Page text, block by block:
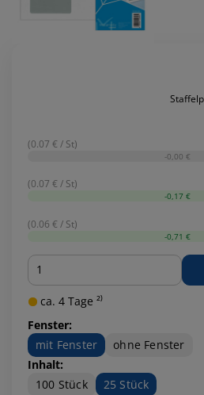
(0.07 € / St)
-0,00 €
(0.07 € / St)
-0,17 €
(0.06 € / St)
-0,71 €
Menge
ca. 4 Tage ²⁾
Fenster:
mit Fenster
ohne Fenster
Inhalt:
100 Stück
25 Stück